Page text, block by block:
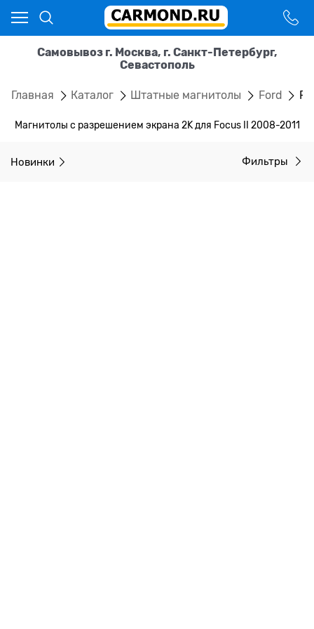
Самовывоз г. Москва, г. Санкт-Петербург,
Севастополь
Главная Каталог Штатные магнитолы Ford
Магнитолы с разрешением экрана 2K для Focus II 2008-2011
Новинки Фильтры